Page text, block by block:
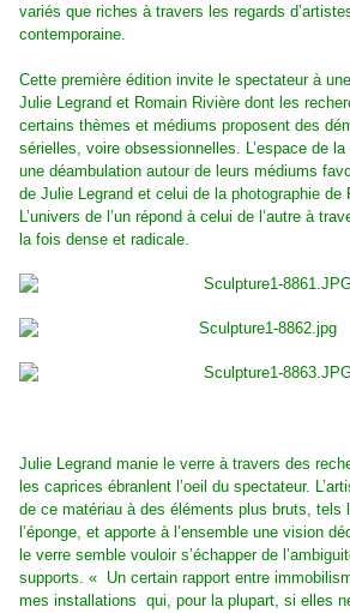
variés que riches à travers les regards
contemporaine.
Cette première édition invite le spectateur à
Julie Legrand et Romain Rivière dont les
certains thèmes et médiums proposent des
sérielles, voire obsessionnelles. L’espace de
une déambulation autour de leurs médiums
de Julie Legrand et celui de la photographie de
L’univers de l’un répond à celui de l’autre à
la fois dense et radicale.
Julie Legrand manie le verre à travers des
les caprices ébranlent l’oeil du spectateur.
de ce matériau à des éléments plus bruts, tels
l’éponge, et apporte à l’ensemble une vision
le verre semble vouloir s’échapper de
supports. « Un certain rapport entre
mes installations qui, pour la plupart, si elles